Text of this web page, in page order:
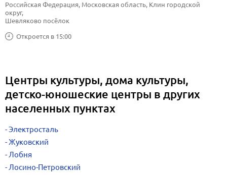
Откроется в 15:00
Российская Федерация, Московская область, Клин городской
округ,
Шевляково посёлок
Центры культуры, дома культуры,
детско-юношеские центры в других
населенных пунктах
Электросталь
Жуковский
Лобня
Лосино-Петровский